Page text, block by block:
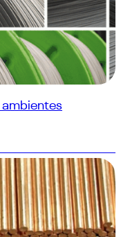
ambientes